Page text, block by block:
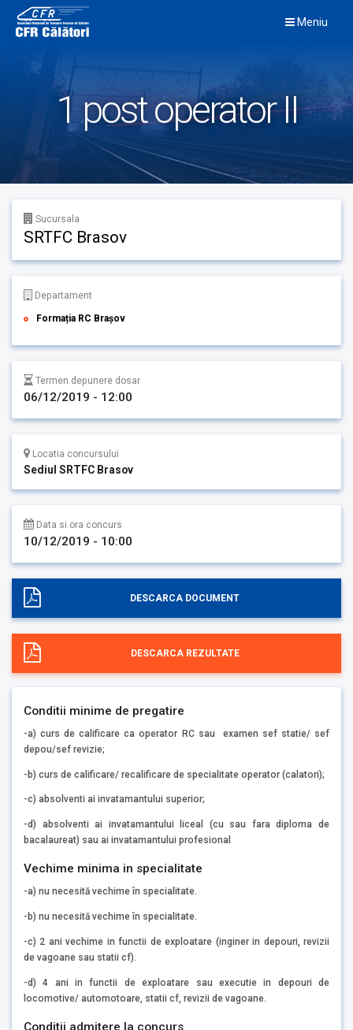
content
Meniu
1 post operator II
Sucursala
SRTFC Brasov
Departament
Formația RC Brașov
Termen depunere dosar
06/12/2019 - 12:00
Locatia concursului
Sediul SRTFC Brasov
Data si ora concurs
10/12/2019 - 10:00
DESCARCA DOCUMENT
DESCARCA REZULTATE
Conditii minime de pregatire
-a) curs de calificare ca operator RC sau examen sef statie/ sef
depou/sef revizie;
-b) curs de calificare/ recalificare de specialitate operator (calatori);
-c) absolventi ai invatamantului superior;
-d) absolventi ai invatamantului liceal (cu sau fara diploma de
bacalaureat) sau ai invatamantului profesional
Vechime minima in specialitate
-a) nu necesită vechime în specialitate.
-b) nu necesită vechime în specialitate.
-c) 2 ani vechime in functii de exploatare (inginer in depouri, revizii
de vagoane sau statii cf).
-d) 4 ani in functii de exploatare sau executie in depouri de
locomotive/ automotoare, statii cf, revizii de vagoane.
Conditii admitere la concurs